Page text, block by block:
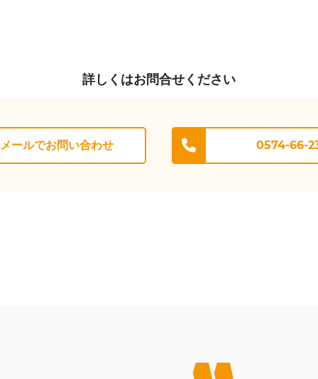
詳しくはお問合せください
メールでお問い合わせ 0574-66-